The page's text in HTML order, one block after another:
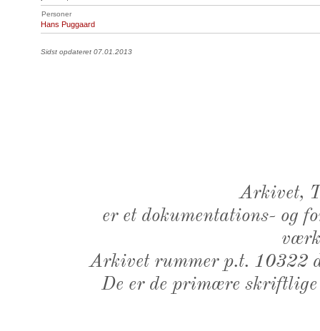
Personer
Hans Puggaard
Sidst opdateret 07.01.2013
Arkivet,
er et dokumentations- og
Arkivet rummer p.t. 10322
De er de primære